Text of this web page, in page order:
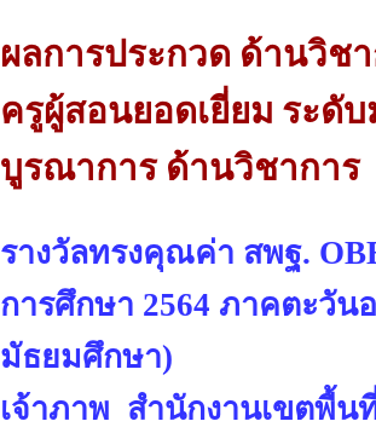
ผลการประกวด ด้านวิช
ครูผู้สอนยอดเยี่ยม ระดั
บูรณาการ ด้านวิชาการ
รางวัลทรงคุณค่า สพฐ.
การศึกษา 2564 ภาคตะวัน
มัธยมศึกษา)
เจ้าภาพ สำนักงานเขตพื้น